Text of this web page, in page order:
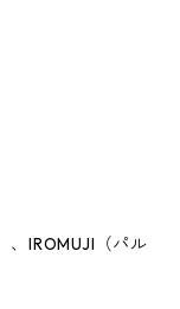
IROMUJI（パル